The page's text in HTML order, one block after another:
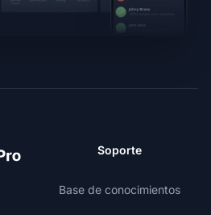
Soporte
Base de conocimientos